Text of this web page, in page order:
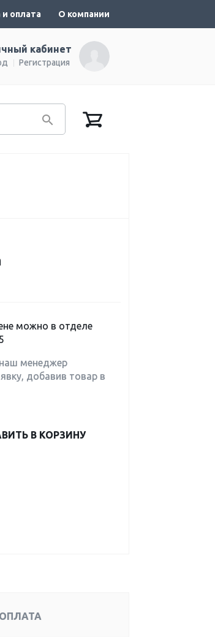
оплата О компании
кабинет
Регистрация
можно в отделе
менеджер
добавив товар в
В КОРЗИНУ
ОПЛАТА